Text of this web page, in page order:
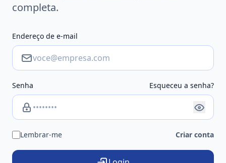
completa.
Endereço de e-mail
Senha Esqueceu a senha?
Lembrar-me Criar conta